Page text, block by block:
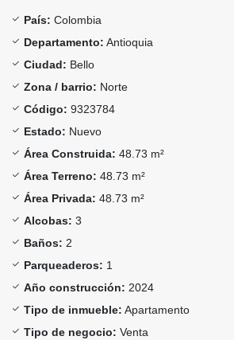
País: Colombia
Departamento: Antioquia
Ciudad: Bello
Zona / barrio: Norte
Código: 9323784
Estado: Nuevo
Área Construida: 48.73 m²
Área Terreno: 48.73 m²
Área Privada: 48.73 m²
Alcobas: 3
Baños: 2
Parqueaderos: 1
Año construcción: 2024
Tipo de inmueble: Apartamento
Tipo de negocio: Venta